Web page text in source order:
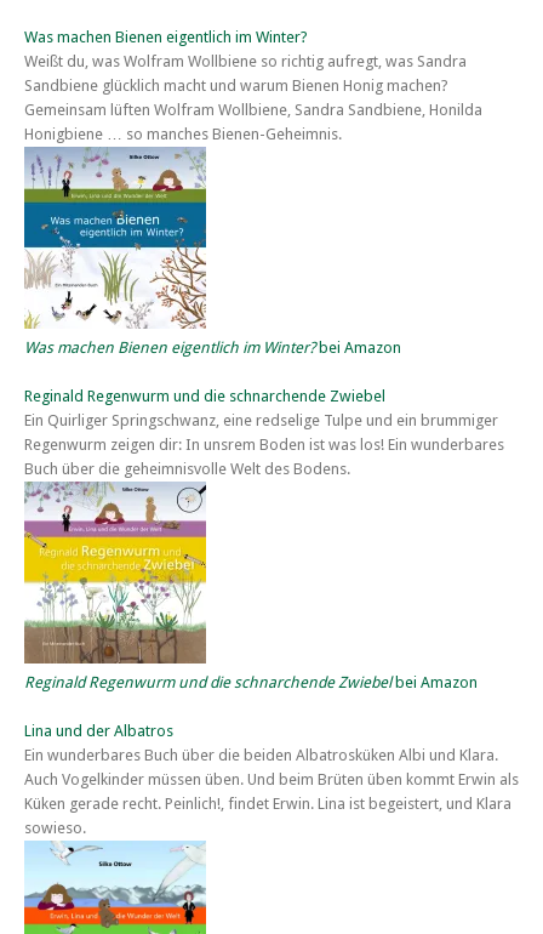
Was machen Bienen eigentlich im Winter?
Weißt du, was Wolfram Wollbiene so richtig aufregt, was Sandra
Sandbiene glücklich macht und warum Bienen Honig machen?
Gemeinsam lüften Wolfram Wollbiene, Sandra Sandbiene, Honilda
Honigbiene … so manches Bienen-Geheimnis.
Was machen Bienen eigentlich im Winter?bei Amazon
Reginald Regenwurm und die schnarchende Zwiebel
Ein Quirliger Springschwanz, eine redselige Tulpe und ein brummiger
Regenwurm zeigen dir: In unsrem Boden ist was los! Ein wunderbares
Buch über die geheimnisvolle Welt des Bodens.
Reginald Regenwurm und die schnarchende Zwiebelbei Amazon
Lina und der Albatros
Ein wunderbares Buch über die beiden Albatrosküken Albi und Klara.
Auch Vogelkinder müssen üben. Und beim Brüten üben kommt Erwin als
Küken gerade recht. Peinlich!, findet Erwin. Lina ist begeistert, und Klara
sowieso.